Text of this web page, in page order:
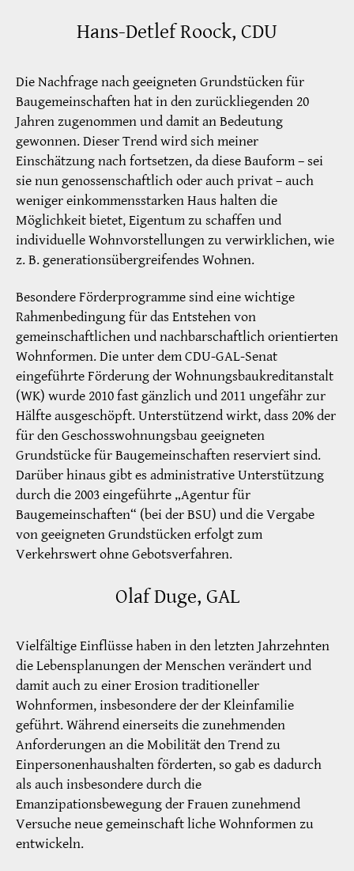
Hans-Detlef Roock, CDU
Die Nachfrage nach geeigneten Grundstücken für
Baugemeinschaften hat in den zurückliegenden 20
Jahren zugenommen und damit an Bedeutung
gewonnen. Dieser Trend wird sich meiner
Einschätzung nach fortsetzen, da diese Bauform – sei
sie nun genossenschaftlich oder auch privat – auch
weniger einkommensstarken Haus halten die
Möglichkeit bietet, Eigentum zu schaffen und
individuelle Wohnvorstellungen zu verwirklichen, wie
z. B. generationsübergreifendes Wohnen.
Besondere Förderprogramme sind eine wichtige
Rahmenbedingung für das Entstehen von
gemeinschaftlichen und nachbarschaftlich orientierten
Wohnformen. Die unter dem CDU-GAL-Senat
eingeführte Förderung der Wohnungsbaukreditanstalt
(WK) wurde 2010 fast gänzlich und 2011 ungefähr zur
Hälfte ausgeschöpft. Unterstützend wirkt, dass 20% der
für den Geschosswohnungsbau geeigneten
Grundstücke für Baugemeinschaften reserviert sind.
Darüber hinaus gibt es administrative Unterstützung
durch die 2003 eingeführte „Agentur für
Baugemeinschaften“ (bei der BSU) und die Vergabe
von geeigneten Grundstücken erfolgt zum
Verkehrswert ohne Gebotsverfahren.
Olaf Duge, GAL
Vielfältige Einflüsse haben in den letzten Jahrzehnten
die Lebensplanungen der Menschen verändert und
damit auch zu einer Erosion traditioneller
Wohnformen, insbesondere der der Kleinfamilie
geführt. Während einerseits die zunehmenden
Anforderungen an die Mobilität den Trend zu
Einpersonenhaushalten förderten, so gab es dadurch
als auch insbesondere durch die
Emanzipationsbewegung der Frauen zunehmend
Versuche neue gemeinschaft liche Wohnformen zu
entwickeln.